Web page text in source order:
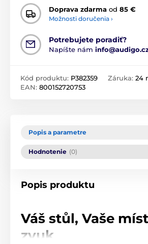
Doprava zdarma od 85 €
Možnosti doručenia ›
Potrebujete poradiť?
Napíšte nám
Kód produktu: P382359
EAN: 800152720753
Záruka: 24
Popis a parametre
Hodnotenie (0)
Popis produktu
Váš stůl, Vaše
zvuk